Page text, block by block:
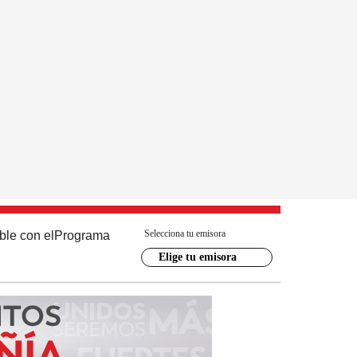
con el Programa Selecciona tu emisora
Elige tu emisora